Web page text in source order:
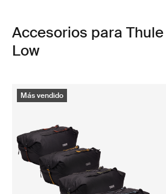
Accesorios para
Low
Más vendido